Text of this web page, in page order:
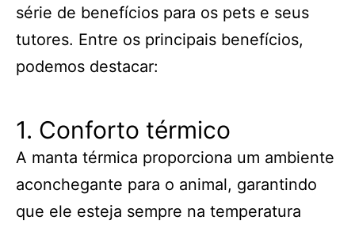
série de benefícios para os pets e seus
tutores. Entre os principais benefícios,
podemos destacar:
1. Conforto térmico
A manta térmica proporciona um ambiente
aconchegante para o animal, garantindo
que ele esteja sempre na temperatura